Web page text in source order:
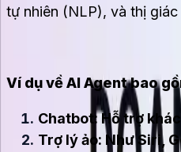
tự nhiên (NLP), và thị
Ví dụ về AI Agent bao
Chatbot: Hỗ trợ
Trợ lý ảo: Như Siri,